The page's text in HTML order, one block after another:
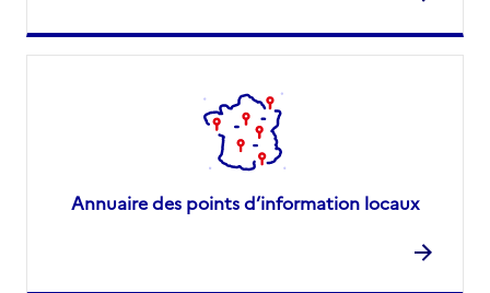
Annuaire des points d’information locaux